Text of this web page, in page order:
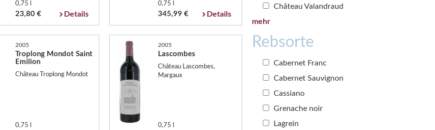
0,75 l
23,80 € Details
0,75 l
345,99 € Details
2005
Troplong Mondot Saint
Emilion
Château Troplong Mondot
0,75 l
2005
Lascombes
Château Lascombes,
Margaux
0,75 l
Château Valandraud
mehr
Rebsorte
Cabernet Franc
Cabernet Sauvignon
Cassiano
Grenache noir
Lagrein